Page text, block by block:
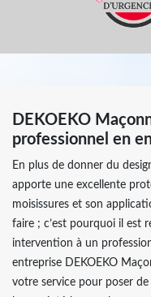
DEKOEKO
professionnel en
En plus de donner du
apporte une excellente
moisissures et son
faire ; c’est pourquoi il est
intervention à un
entreprise DEKOEKO
votre service pour poser